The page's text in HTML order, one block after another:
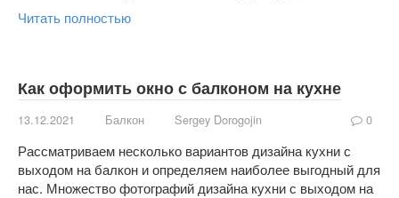
Читать полностью
Как оформить окно с балконом на кухне
13.12.2021 Балкон Sergey Dorogojin 0
Рассматриваем несколько вариантов дизайна кухни с
выходом на балкон и определяем наиболее выгодный для
нас. Множество фотографий дизайна кухни с выходом на